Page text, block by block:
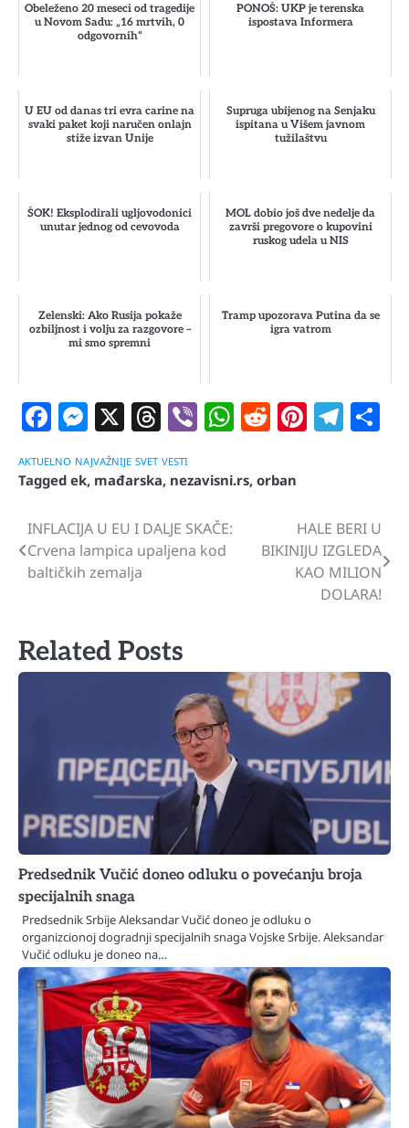
Obeleženo 20 meseci od tragedije
u Novom Sadu: „16 mrtvih, 0
odgovornih“
PONOŠ: UKP je terenska
ispostava Informera
U EU od danas tri evra carine na
svaki paket koji naručen onlajn
stiže izvan Unije
Supruga ubijenog na Senjaku
ispitana u Višem javnom
tužilaštvu
ŠOK! Eksplodirali ugljovodonici
unutar jednog od cevovoda
MOL dobio još dve nedelje da
završi pregovore o kupovini
ruskog udela u NIS
Zelenski: Ako Rusija pokaže
ozbiljnost i volju za razgovore –
mi smo spremni
Tramp upozorava Putina da se
igra vatrom
Facebook
Messenger
X Threads
ViberWhatsApp
Reddit
AKTUELNO NAJVAŽNIJE SVET VESTI
Tagged ek, mađarska, nezavisni.rs, orban
Navigacija
članaka
INFLACIJA U EU I DALJE SKAČE:
Crvena lampica upaljena kod
baltičkih zemalja
HALE BERI U
BIKINIJU IZGLEDA
KAO MILION
DOLARA!
Related Posts
Predsednik Vučić doneo odluku o povećanju broja
specijalnih snaga
Predsednik Srbije Aleksandar Vučić doneo je odluku o
organizcionoj dogradnji specijalnih snaga Vojske Srbije. Aleksandar
Vučić odluku je doneo na…